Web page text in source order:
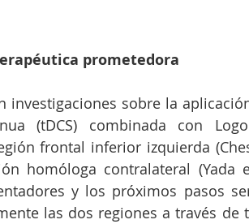
prometedora
investigaciones sobre la
(tDCS) combinada con
frontal inferior izquierda
homóloga contralateral (Yada
y los próximos pasos
las dos regiones a través de